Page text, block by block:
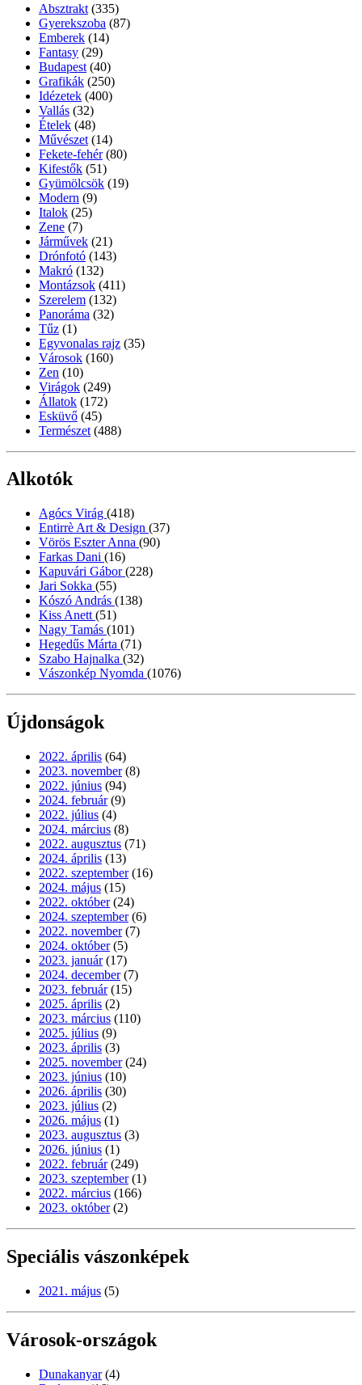
Absztrakt (335)
Gyerekszoba (87)
Emberek (14)
Fantasy (29)
Budapest (40)
Grafikák (250)
Idézetek (400)
Vallás (32)
Ételek (48)
Művészet (14)
Fekete-fehér (80)
Kifestők (51)
Gyümölcsök (19)
Modern (9)
Italok (25)
Zene (7)
Járművek (21)
Drónfotó (143)
Makró (132)
Montázsok (411)
Szerelem (132)
Panoráma (32)
Tűz (1)
Egyvonalas rajz (35)
Városok (160)
Zen (10)
Virágok (249)
Állatok (172)
Esküvő (45)
Természet (488)
Alkotók
Agócs Virág (418)
Entirrè Art & Design (37)
Vörös Eszter Anna (90)
Farkas Dani (16)
Kapuvári Gábor(228)
Jari Sokka (55)
Kószó András (138)
Kiss Anett (51)
Nagy Tamás (101)
Hegedűs Márta (71)
Szabo Hajnalka (32)
Vászonkép Nyomda (1076)
Újdonságok
2022. április (64)
2023. november (8)
2022. június (94)
2024. február (9)
2022. július (4)
2024. március (8)
2022. augusztus (71)
2024. április (13)
2022. szeptember (16)
2024. május (15)
2022. október (24)
2024. szeptember (6)
2022. november (7)
2024. október (5)
2023. január (17)
2024. december (7)
2023. február (15)
2025. április (2)
2023. március (110)
2025. július (9)
2023. április (3)
2025. november (24)
2023. június (10)
2026. április (30)
2023. július (2)
2026. május (1)
2023. augusztus (3)
2026. június (1)
2022. február (249)
2023. szeptember (1)
2022. március (166)
2023. október (2)
Speciális vászonképek
2021. május (5)
Városok-országok
Dunakanyar (4)